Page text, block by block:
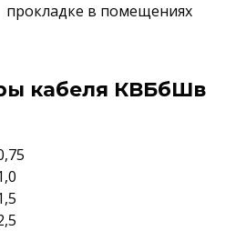
прокладке в помещениях
кабеля КВБбШв